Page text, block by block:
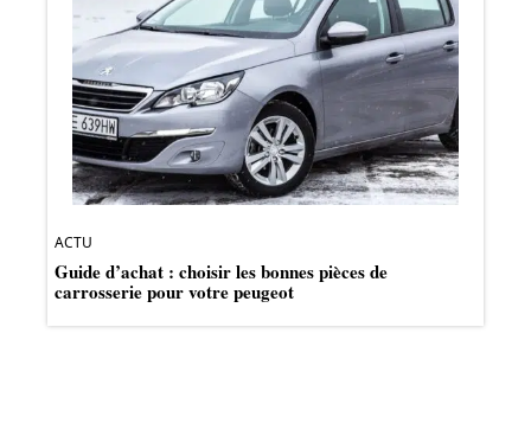
ACTU
Guide d’achat : choisir les bonnes pièces de
carrosserie pour votre peugeot